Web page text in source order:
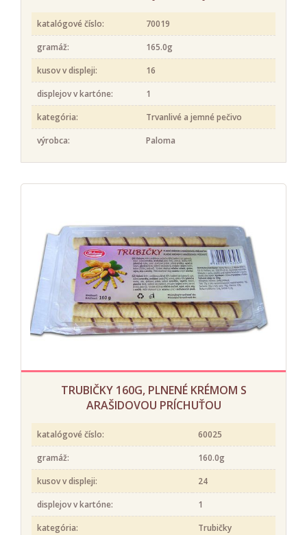
katalógové číslo:
70019
gramáž:
165.0g
kusov v displeji:
16
displejov v kartóne:
1
kategória:
Trvanlivé a jemné pečivo
výrobca:
Paloma
TRUBIČKY 160G, PLNENÉ KRÉMOM S
ARAŠIDOVOU PRÍCHUŤOU
katalógové číslo:
60025
gramáž:
160.0g
kusov v displeji:
24
displejov v kartóne:
1
kategória:
Trubičky